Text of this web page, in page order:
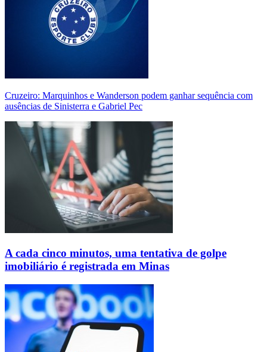
Cruzeiro: Marquinhos e Wanderson podem ganhar sequência com
ausências de Sinisterra e Gabriel Pec
A cada cinco minutos, uma tentativa de golpe
imobiliário é registrada em Minas